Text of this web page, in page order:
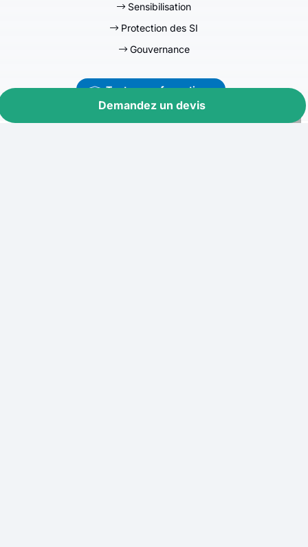
Demandez un devis
Sensibilisation
Protection des SI
Gouvernance
Toutes nos formations